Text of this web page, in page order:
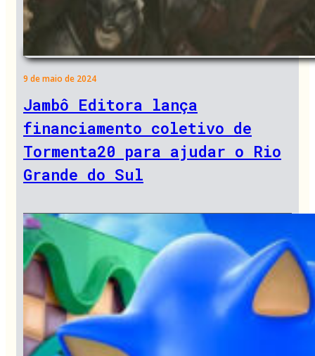
9 de maio de 2024
Jambô Editora lança
financiamento coletivo de
Tormenta20 para ajudar o Rio
Grande do Sul